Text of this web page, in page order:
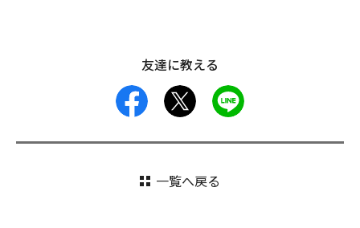
友達に教える
facebook
一覧へ戻る